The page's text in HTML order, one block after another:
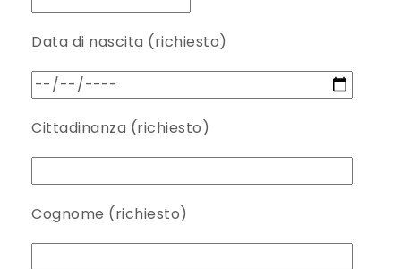
Data di nascita (richiesto)
Cittadinanza (richiesto)
Cognome (richiesto)